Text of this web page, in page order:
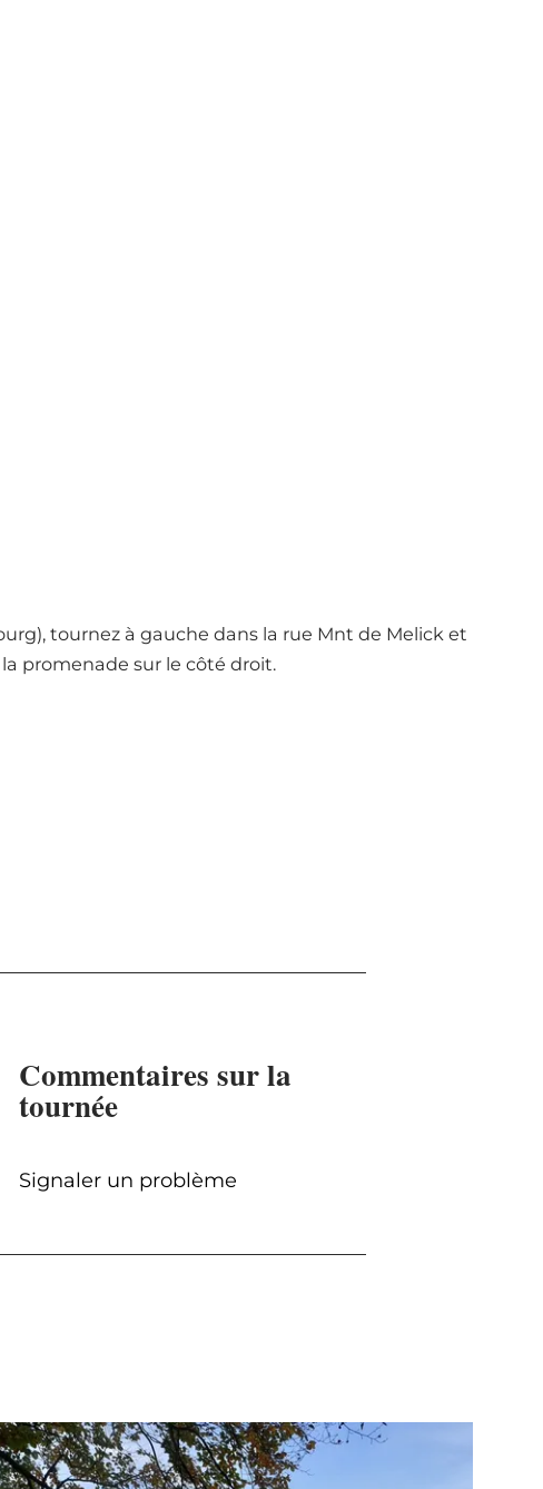
tournez à gauche dans la rue Mnt de Melick et
promenade sur le côté droit.
Commentaires sur la
tournée
Signaler un problème